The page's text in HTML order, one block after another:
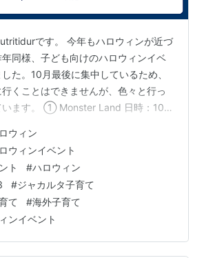
です。 今年もハロウィンが近づ
同様、子ども向けのハロウィンイベ
た。10月最後に集中しているため、
くことはできませんが、色々と行っ
います。 ① Monster Land 日時：10月
buumiplayscape/ ２～８歳
ロウィンイベントです。チケット
護者１人でRp225.00…
ウィン
ウィンイベント
ト #ハロウィン
#ジャカルタ子育て
て #海外子育て
ンイベント